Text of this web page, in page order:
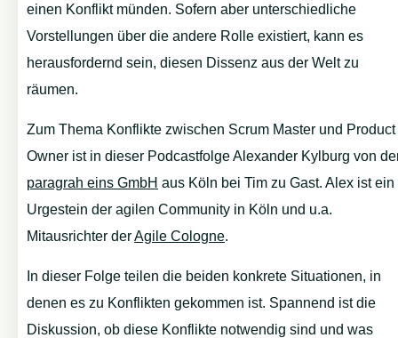
einen Konflikt münden. Sofern aber unterschiedliche
Vorstellungen über die andere Rolle existiert, kann es
herausfordernd sein, diesen Dissenz aus der Welt zu
räumen.
Zum Thema Konflikte zwischen Scrum Master und Product
Owner ist in dieser Podcastfolge Alexander Kylburg von
paragrah eins GmbH aus Köln bei Tim zu Gast. Alex ist ein
Urgestein der agilen Community in Köln und u.a.
Mitausrichter derAgile Cologne.
In dieser Folge teilen die beiden konkrete Situationen, in
denen es zu Konflikten gekommen ist. Spannend ist die
Diskussion, ob diese Konflikte notwendig sind und was